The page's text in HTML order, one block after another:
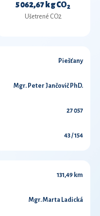
5 062,67 kg CO2
Ušetrené CO2
Piešťany
Mgr. Peter Jančovič PhD.
27 057
43 / 154
131,49 km
Mgr. Marta Ladická